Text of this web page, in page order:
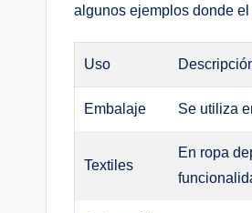
algunos ejemplos​ donde
Uso
Embalaje Se utiliza
Textiles
En ropa